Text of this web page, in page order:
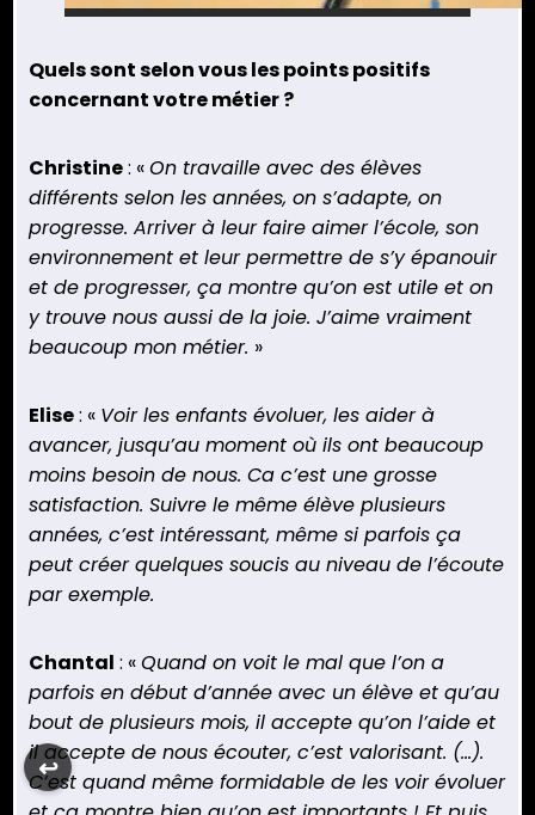
Quels sont selon vous les points positifs
concernant votre métier ?
Christine: «On travaille avec des élèves
différents selon les années, on s’adapte, on
progresse. Arriver à leur faire aimer l’école, son
environnement et leur permettre de s’y épanouir
et de progresser, ça montre qu’on est utile et on
y trouve nous aussi de la joie. J’aime vraiment
beaucoup mon métier. »
Elise: « Voir les enfants évoluer, les aider à
avancer, jusqu’au moment où ils ont beaucoup
moins besoin de nous. Ca c’est une grosse
satisfaction. Suivre le même élève plusieurs
années, c’est intéressant, même si parfois ça
peut créer quelques soucis au niveau de l’écoute
par exemple.
Chantal : «Quand on voit le mal que l’on a
parfois en début d’année avec un élève et qu’au
bout de plusieurs mois, il accepte qu’on l’aide et
il accepte de nous écouter, c’est valorisant. (…).
C’est quand même formidable de les voir évoluer
↩︎